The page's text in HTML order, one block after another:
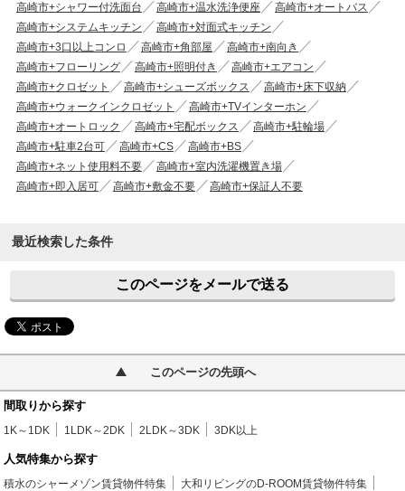
高崎市+シャワー付洗面台
高崎市+温水洗浄便座
高崎市+オートバス
高崎市+システムキッチン
高崎市+対面式キッチン
高崎市+3口以上コンロ
高崎市+角部屋
高崎市+南向き
高崎市+フローリング
高崎市+照明付き
高崎市+エアコン
高崎市+クロゼット
高崎市+シューズボックス
高崎市+床下収納
高崎市+ウォークインクロゼット
高崎市+TVインターホン
高崎市+オートロック
高崎市+宅配ボックス
高崎市+駐輪場
高崎市+駐車2台可
高崎市+CS
高崎市+BS
高崎市+ネット使用料不要
高崎市+室内洗濯機置き場
高崎市+即入居可
高崎市+敷金不要 高崎市+保証人不要
最近検索した条件
このページをメールで送る
このページの先頭へ
間取りから探す
1K～1DK 1LDK～2DK 2LDK～3DK 3DK以上
人気特集から探す
積水のシャーメゾン賃貸物件特集
大和リビングのD-ROOM賃貸物件特集